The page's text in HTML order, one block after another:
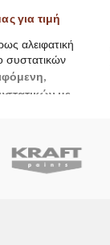
για τιμή
αλειφατική
συστατικών
με